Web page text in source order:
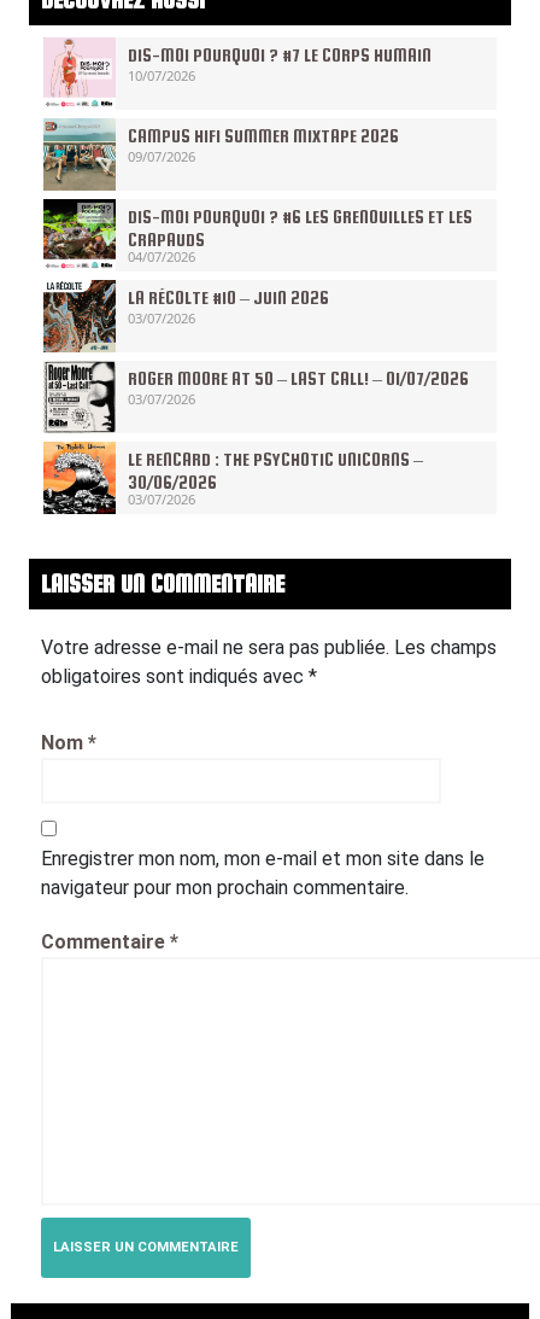
DIS-MOI POURQUOI ? #7 LE CORPS HUMAIN
10/07/2026
CAMPUS HIFI SUMMER MIXTAPE 2026
09/07/2026
DIS-MOI POURQUOI ? #6 LES GRENOUILLES ET LES
CRAPAUDS
04/07/2026
LA RÉCOLTE #10 – JUIN 2026
03/07/2026
ROGER MOORE AT 50 – LAST CALL! – 01/07/2026
03/07/2026
LE RENCARD : THE PSYCHOTIC UNICORNS –
30/06/2026
03/07/2026
LAISSER UN COMMENTAIRE
Votre adresse e-mail ne sera pas publiée. Les champs
obligatoires sont indiqués avec *
Nom *
Enregistrer mon nom, mon e-mail et mon site dans le
navigateur pour mon prochain commentaire.
Commentaire *